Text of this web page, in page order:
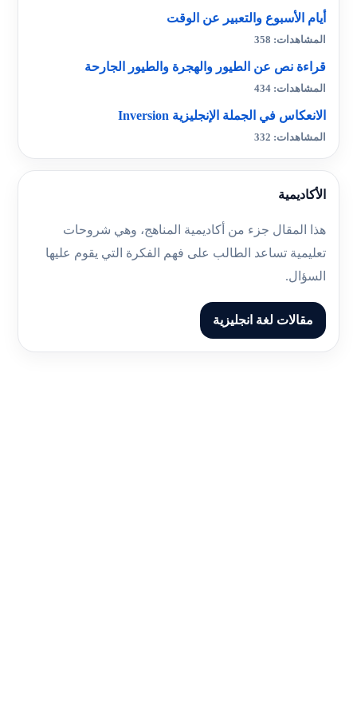
أيام الأسبوع والتعبير عن الوقت
المشاهدات: 358
قراءة نص عن الطيور والهجرة والطيور الجارحة
المشاهدات: 434
الانعكاس في الجملة الإنجليزية Inversion
المشاهدات: 332
الأكاديمية
هذا المقال جزء من أكاديمية المناهج، وهي شروحات
تعليمية تساعد الطالب على فهم الفكرة التي يقوم عليها
السؤال.
مقالات لغة انجليزية